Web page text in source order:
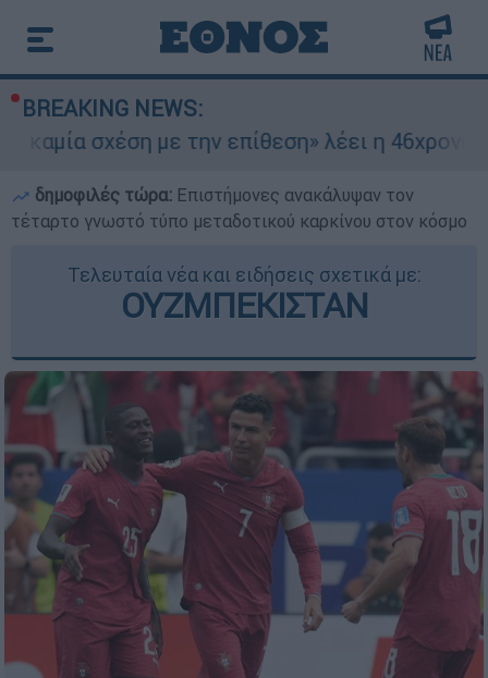
BREAKING NEWS:
με την επίθεση» λέει η 46χρονη - Τι
δημοφιλές τώρα: Επιστήμονες ανακάλυψαν τον
τέταρτο γνωστό τύπο μεταδοτικού καρκίνου στον κόσμο
Τελευταία νέα και ειδήσεις σχετικά με:
ΟΥΖΜΠΕΚΙΣΤΑΝ